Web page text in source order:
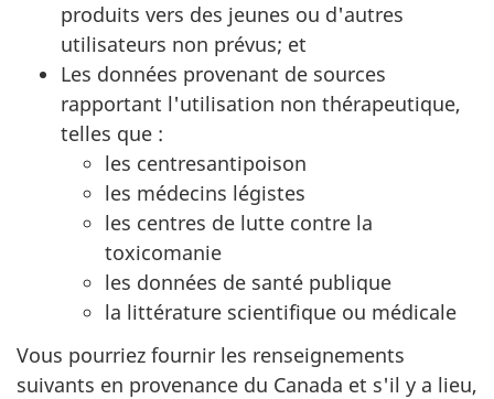
produits vers des jeunes ou d'autres
utilisateurs non prévus; et
Les données provenant de sources
rapportant l'utilisation non thérapeutique,
telles que :
les centresantipoison
les médecins légistes
les centres de lutte contre la
toxicomanie
les données de santé publique
la littérature scientifique ou médicale
Vous pourriez fournir les renseignements
suivants en provenance du Canada et s'il y a lieu,